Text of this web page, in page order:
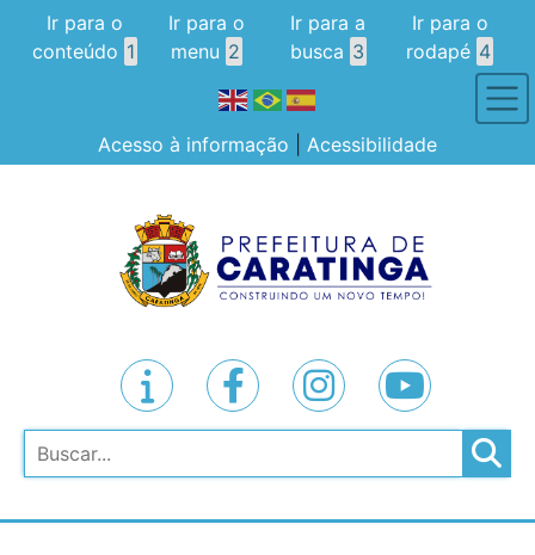
Ir para o
conteúdo 1
Ir para o
menu 2
Ir para a
busca 3
Ir para o
rodapé 4
Acesso à informação Acessibilidade
Pesquisar